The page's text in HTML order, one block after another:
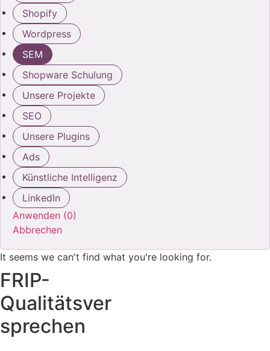
Shopify
Wordpress
SEM
Shopware Schulung
Unsere Projekte
SEO
Unsere Plugins
Ads
Künstliche Intelligenz
LinkedIn
Anwenden (0)
Abbrechen
It seems we can't find what you're looking for.
FRIP-
Qualitätsver
sprechen